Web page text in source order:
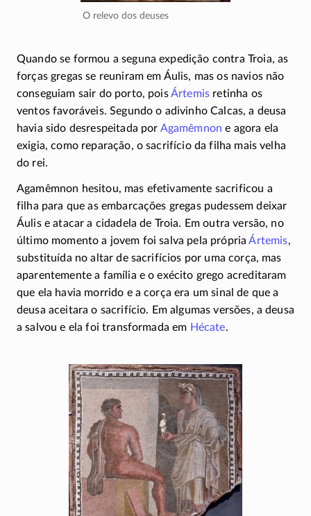
O relevo dos deuses
Quando se formou a seguna expedição contra Troia, as
forças gregas se reuniram em Áulis, mas os navios não
conseguiam sair do porto, poisÁrtemis retinha os
ventos favoráveis. Segundo o adivinho Calcas, a deusa
havia sido desrespeitada por Agamêmnon e agora ela
exigia, como reparação, o sacrifício da filha mais velha
do rei.
Agamêmnon hesitou, mas efetivamente sacrificou a
filha para que as embarcações gregas pudessem deixar
Áulis e atacar a cidadela de Troia. Em outra versão, no
último momento a jovem foi salva pela própriaÁrtemis,
substituída no altar de sacrifícios por uma corça, mas
aparentemente a família e o exécito grego acreditaram
que ela havia morrido e a corça era um sinal de que a
deusa aceitara o sacrifício. Em algumas versões, a deusa
a salvou e ela foi transformada em Hécate.